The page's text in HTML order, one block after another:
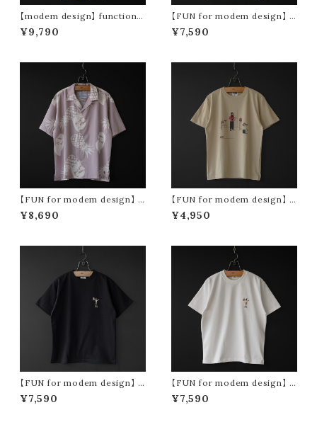
【modem design】 functional
drawstring pants (beige)
¥9,790
【FUN for modem design】 f
un life oji tee (white)
¥7,590
【FUN for modem design】 p
ine oji s/s shirt (pink)
¥8,690
【FUN for modem design】 p
achypodium oji tee (sand)
¥4,950
【FUN for modem design】 b
eer & gyoza ojisan tee -us
a cotton- (black)
¥7,590
【FUN for modem design】 b
eer & gyoza ojisan tee -us
a cotton- (white)
¥7,590